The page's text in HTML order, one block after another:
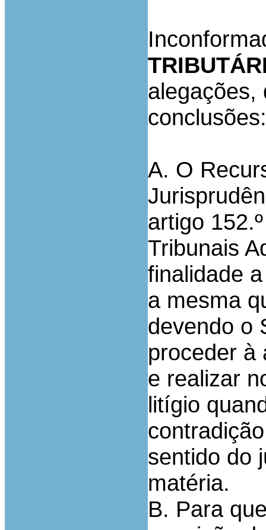
alegações,
conclusões:
A. O
artigo
Tribunais
finalidade
a mesma
devendo o
proceder à
e realizar
litígio
sentido do
matéria.
B. Para